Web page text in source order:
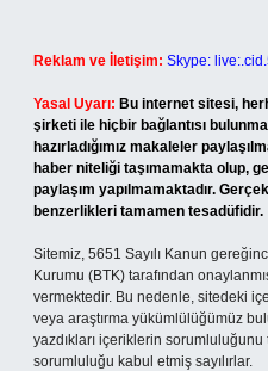
Reklam ve İletişim: Skype:
Yasal Uyarı: Bu internet sitesi,
şirketi ile hiçbir bağlantısı
hazırladığımız makaleler
haber niteliği taşımamakta olup,
paylaşım yapılmamaktadır.
benzerlikleri tamamen tesadüfidir.
Sitemiz, 5651 Sayılı Kanun
Kurumu (BTK) tarafından
vermektedir. Bu nedenle, sitedeki
veya araştırma yükümlülüğümüz
yazdıkları içeriklerin
sorumluluğu kabul etmiş sayılırlar.